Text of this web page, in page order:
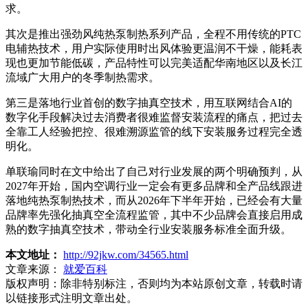
求。
其次是推出强劲风纯热泵制热系列产品，全程不用传统的PTC
电辅热技术，用户实际使用时出风体验更温润不干燥，能耗表
现也更加节能低碳，产品特性可以完美适配华南地区以及长江
流域广大用户的冬季制热需求。
第三是落地行业首创的数字抽真空技术，用互联网结合AI的
数字化手段解决过去消费者很难监督安装流程的痛点，把过去
全靠工人经验把控、很难溯源监管的线下安装服务过程完全透
明化。
单联瑜同时在文中给出了自己对行业发展的两个明确预判，从
2027年开始，国内空调行业一定会有更多品牌和全产品线跟进
落地纯热泵制热技术，而从2026年下半年开始，已经会有大量
品牌率先强化抽真空全流程监管，其中不少品牌会直接启用成
熟的数字抽真空技术，带动全行业安装服务标准全面升级。
本文地址： http://92jkw.com/34565.html
文章来源：
就爱百科
版权声明： 除非特别标注，否则均为本站原创文章，转载时请
以链接形式注明文章出处。